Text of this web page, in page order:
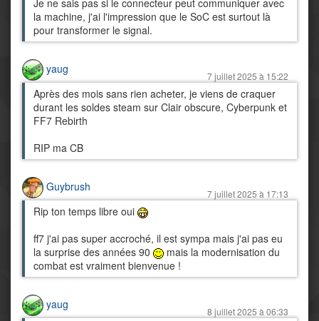
Je ne sais pas si le connecteur peut communiquer avec
la machine, j'ai l'impression que le SoC est surtout là
pour transformer le signal.
yaug
7 juillet 2025 à 15:22
Après des mois sans rien acheter, je viens de craquer
durant les soldes steam sur Clair obscure, Cyberpunk et
FF7 Rebirth
RIP ma CB
Guybrush
7 juillet 2025 à 17:13
Rip ton temps libre oui
ff7 j'ai pas super accroché, il est sympa mais j'ai pas eu
la surprise des années 90
mais la modernisation du
combat est vraiment bienvenue !
yaug
8 juillet 2025 à 06:33